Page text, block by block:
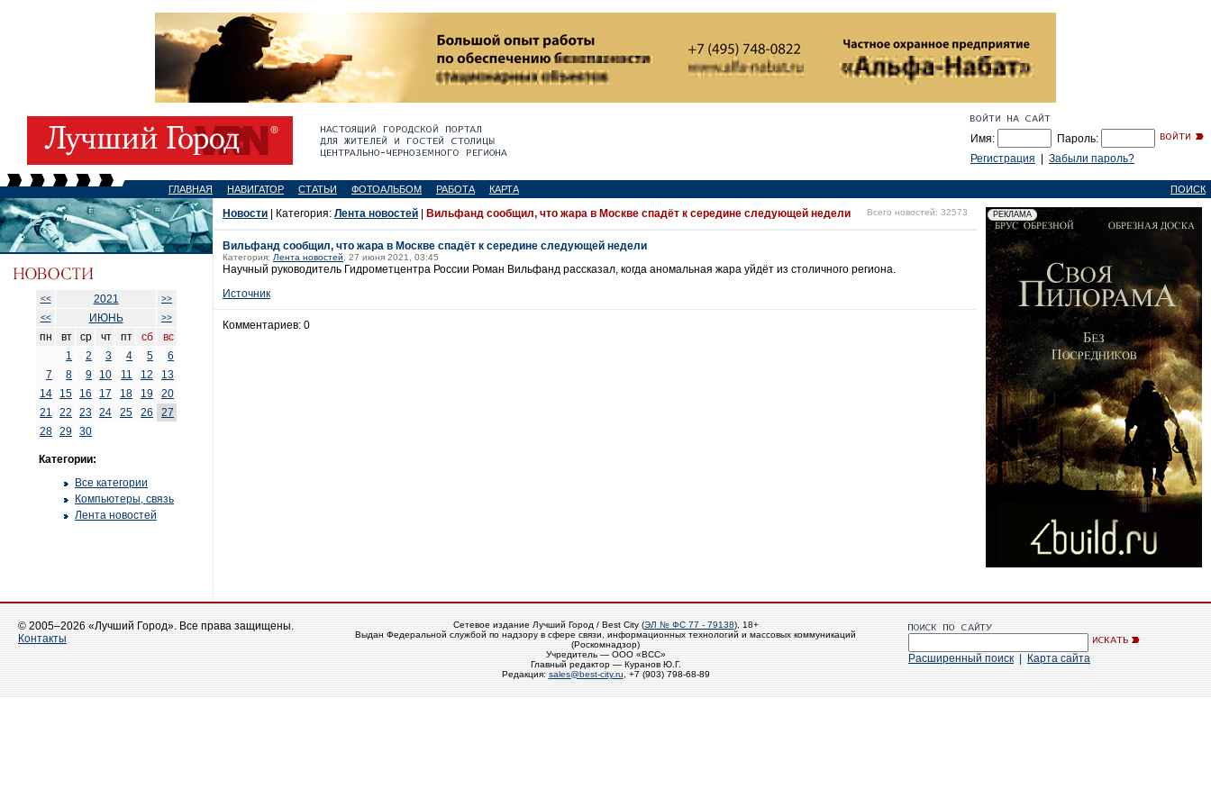
Имя:
Пароль:
Регистрация
Забыли пароль?
ГЛАВНАЯ НАВИГАТОР СТАТЬИ ФОТОАЛЬБОМ РАБОТА КАРТА ПОИСК
<< 2021
>>
<<
ИЮНЬ >>
пн вт ср чт пт сб
вс
1
2 3 4 5
6
7
8 9 10 11 12
13
14
15 16 17 18 19
20
21
22 23 24 25 26
27
28 29 30
Категории:
Все категории
Компьютеры, связь
Лента новостей
Новости | Категория: Лента новостей Вильфанд сообщил, что жара в Москве спадёт к середине следующей недели Всего новостей: 32573
Вильфанд сообщил, что жара в Москве спадёт к середине следующей недели
Категория: Лента новостей , 27 июня 2021, 03:45
Научный руководитель Гидрометцентра России Роман Вильфанд рассказал, когда аномальная жара уйдёт из столичного региона.
Источник
Комментариев: 0
© 2005–2026 «Лучший Город». Все права защищены.
Контакты
Сетевое издание Лучший Город / Best City (ЭЛ № ФС 77 - 79138), 18+
Выдан Федеральной службой по надзору в сфере связи, информационных технологий и массовых коммуникаций
(Роскомнадзор)
Учредитель — ООО «ВСС»
Главный редактор — Куранов Ю.Г.
Редакция: sales@best-city.ru , +7 (903) 798-68-89
Расширенный поиск Карта сайта